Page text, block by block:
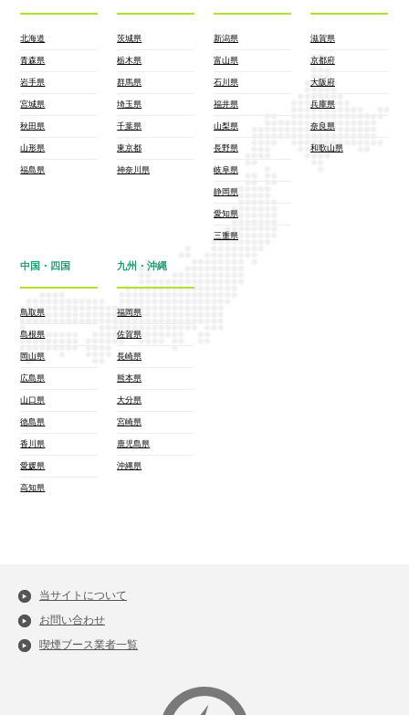
北海道
青森県
岩手県
宮城県
秋田県
山形県
福島県
茨城県
栃木県
群馬県
埼玉県
千葉県
東京都
神奈川県
新潟県
富山県
石川県
福井県
山梨県
長野県
岐阜県
静岡県
愛知県
三重県
滋賀県
京都府
大阪府
兵庫県
奈良県
和歌山県
中国・四国
鳥取県
島根県
岡山県
広島県
山口県
徳島県
香川県
愛媛県
高知県
九州・沖縄
福岡県
佐賀県
長崎県
熊本県
大分県
宮崎県
鹿児島県
沖縄県
当サイトについて
お問い合わせ
喫煙ブース業者一覧